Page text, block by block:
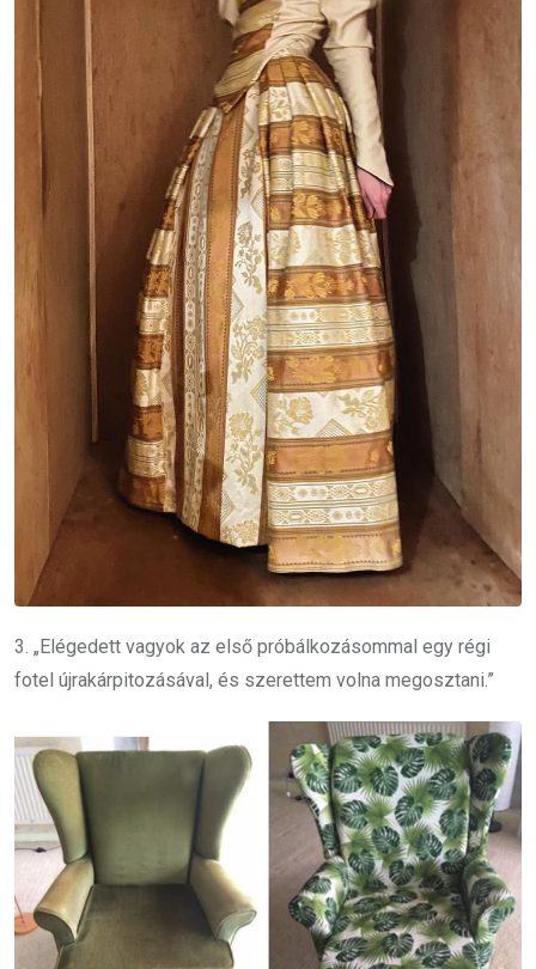
3. „Elégedett vagyok az első próbálkozásommal egy régi
fotel újrakárpitozásával, és szerettem volna megosztani.”